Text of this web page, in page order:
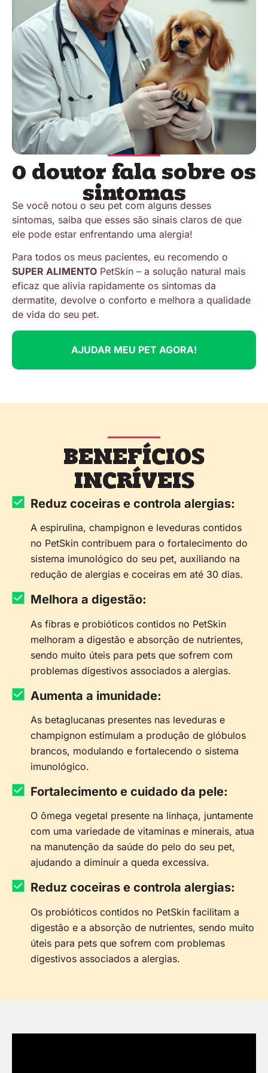
O doutor fala sobre os
sintomas
Se você notou o seu pet com alguns desses
sintomas, saiba que esses são sinais claros de que
ele pode estar enfrentando uma alergia!
Para todos os meus pacientes, eu recomendo o
SUPER ALIMENTO PetSkin – a solução natural mais
eficaz que alivia rapidamente os sintomas da
dermatite, devolve o conforto e melhora a qualidade
de vida do seu pet.
AJUDAR MEU PET AGORA!
BENEFÍCIOS
INCRÍVEIS
Reduz coceiras e controla alergias:
A espirulina, champignon e leveduras contidos
no PetSkin contribuem para o fortalecimento do
sistema imunológico do seu pet, auxiliando na
redução de alergias e coceiras em até 30 dias.
Melhora a digestão:
As fibras e probióticos contidos no PetSkin
melhoram a digestão e absorção de nutrientes,
sendo muito úteis para pets que sofrem com
problemas digestivos associados a alergias.
Aumenta a imunidade:
As betaglucanas presentes nas leveduras e
champignon estimulam a produção de glóbulos
brancos, modulando e fortalecendo o sistema
imunológico.
Fortalecimento e cuidado da pele:
O ômega vegetal presente na linhaça, juntamente
com uma variedade de vitaminas e minerais, atua
na manutenção da saúde do pelo do seu pet,
ajudando a diminuir a queda excessiva.
Reduz coceiras e controla alergias:
Os probióticos contidos no PetSkin facilitam a
digestão e a absorção de nutrientes, sendo muito
úteis para pets que sofrem com problemas
digestivos associados a alergias.